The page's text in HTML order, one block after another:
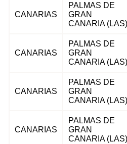
CANARIAS
PALMAS DE
GRAN
CANARIA (LAS)
CANARIAS
PALMAS DE
GRAN
CANARIA (LAS)
CANARIAS
PALMAS DE
GRAN
CANARIA (LAS)
CANARIAS
PALMAS DE
GRAN
CANARIA (LAS)